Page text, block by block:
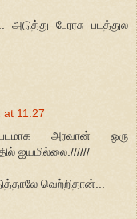
பேரரசு படத்துல
at 11:27
அரவான் ஒரு
ஐயமில்லை.//////
வெற்றிதான்...